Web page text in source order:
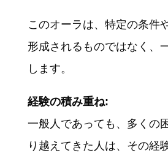
このオーラは、特定の条件
形成されるものではなく、
します。
経験の積み重ね:
一般人であっても、多くの
り越えてきた人は、その経